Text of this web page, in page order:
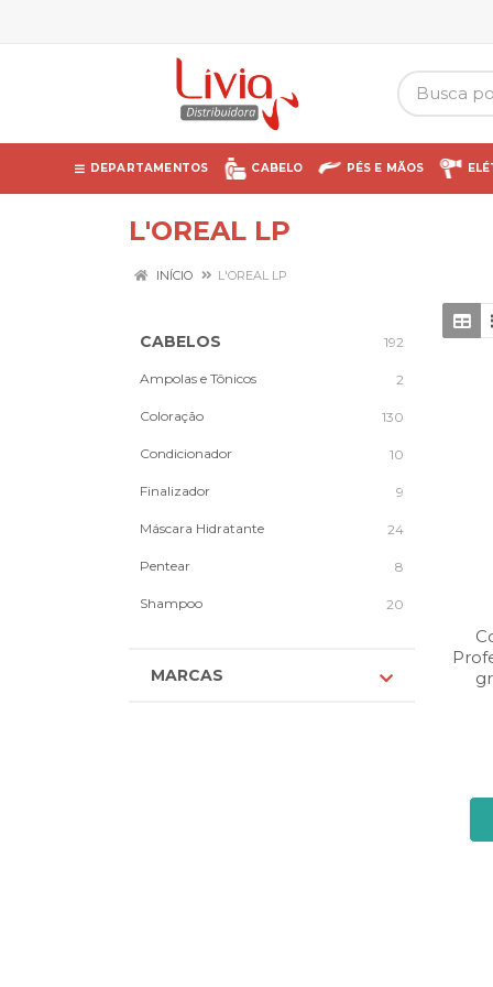
DEPARTAMENTOS CABELO PÉS E MÃOS
L'OREAL LP
INÍCIO L'OREAL LP
CABELOS 192
Ampolas e Tônicos 2
Coloração 130
Condicionador 10
Finalizador 9
Máscara Hidratante 24
Pentear 8
Shampoo 20
MARCAS